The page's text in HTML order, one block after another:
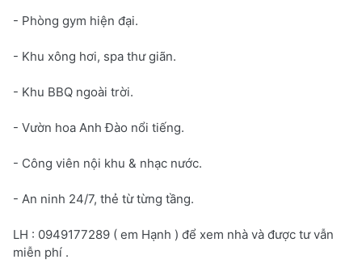
- Phòng gym hiện đại.
- Khu xông hơi, spa thư giãn.
- Khu BBQ ngoài trời.
- Vườn hoa Anh Đào nổi tiếng.
- Công viên nội khu & nhạc nước.
- An ninh 24/7, thẻ từ từng tầng.
LH : 0949177289 ( em Hạnh ) để xem nhà và được tư vẫn
miễn phí .